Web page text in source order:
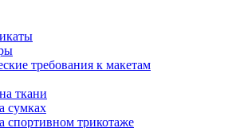
требования к макетам
ткани
сумках
спортивном трикотаже